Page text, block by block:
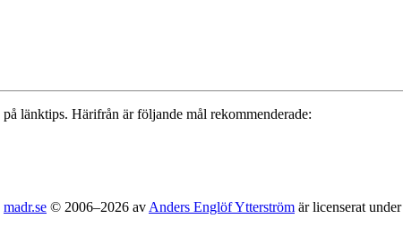
på länktips. Härifrån är följande mål rekommenderade:
madr.se © 2006–2026 av Anders Englöf Ytterström är licenserat under